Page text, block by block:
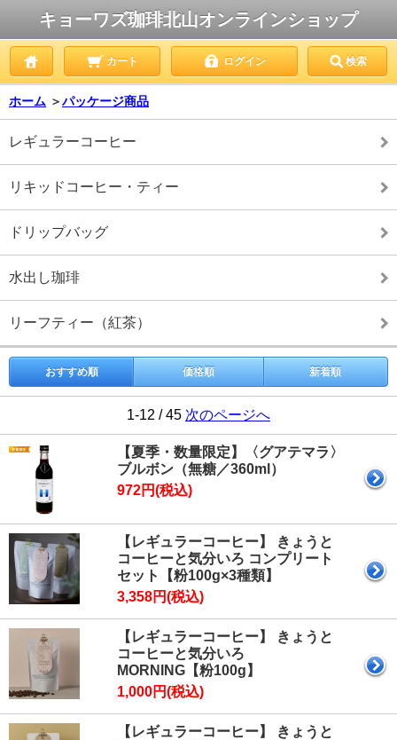
キョーワズ珈琲北山オンラインショップ
カート ログイン 検索
ホーム ＞パッケージ商品
レギュラーコーヒー
リキッドコーヒー・ティー
ドリップバッグ
水出し珈琲
リーフティー（紅茶）
おすすめ順 価格順 新着順
1-12 / 45 次のページへ
【夏季・数量限定】〈グアテマラ〉
ブルボン（無糖／360ml）
972円(税込)
【レギュラーコーヒー】 きょうと
コーヒーと気分いろ コンプリート
セット【粉100g×3種類】
3,358円(税込)
【レギュラーコーヒー】 きょうと
コーヒーと気分いろ
MORNING【粉100g】
1,000円(税込)
【レギュラーコーヒー】 きょうと